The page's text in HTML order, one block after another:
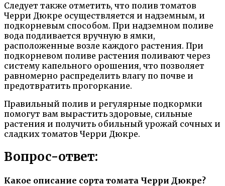
Следует также отметить, что полив томатов
Черри Дюкре осуществляется и надземным, и
подкорневым способом. При надземном поливе
вода подливается вручную в ямки,
расположенные возле каждого растения. При
подкорневом поливе растения поливают через
систему капельного орошения, что позволяет
равномерно распределить влагу по почве и
предотвратить прогоркание.
Правильный полив и регулярные подкормки
помогут вам вырастить здоровые, сильные
растения и получить обильный урожай сочных и
сладких томатов Черри Дюкре.
Вопрос-ответ:
Какое описание сорта томата Черри Дюкре?